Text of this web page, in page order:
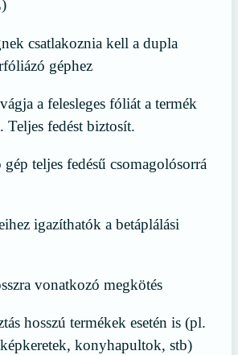
csatlakoznia kell a dupla
géphez
a felesleges fóliát a termék
Teljes fedést biztosít.
teljes fedésű csomagolósorrá
igazíthatók a betáplálási
vonatkozó megkötés
hosszú termékek esetén is (pl.
konyhapultok, stb)